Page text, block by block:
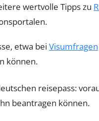
wertvolle Tipps zu
etwa bei Visumfragen
können.